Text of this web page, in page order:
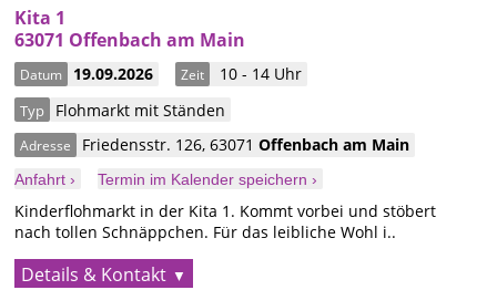
Kita 1
63071 Offenbach am Main
Datum 19.09.2026 Zeit 10 - 14 Uhr
Typ Flohmarkt mit Ständen
Adresse Friedensstr. 126,63071Offenbach am Main
Anfahrt › Termin im Kalender speichern ›
Kinderflohmarkt in der Kita 1. Kommt vorbei und stöbert
nach tollen Schnäppchen. Für das leibliche Wohl i..
Details & Kontakt